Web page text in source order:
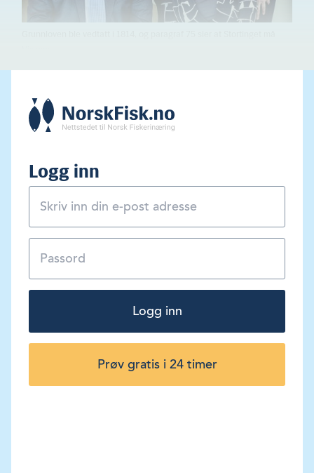
venstre riksrevisor Per Kristian Foss (H) og nestleder Helga Pedersen
(Ap). Bak fra venstre Gunn Karin Gjul (Ap), Arve Lønnum (FrP) og
Anne Tingelstad Wøien (Sp)
Logg inn
Logg inn
Prøv gratis i 24 timer